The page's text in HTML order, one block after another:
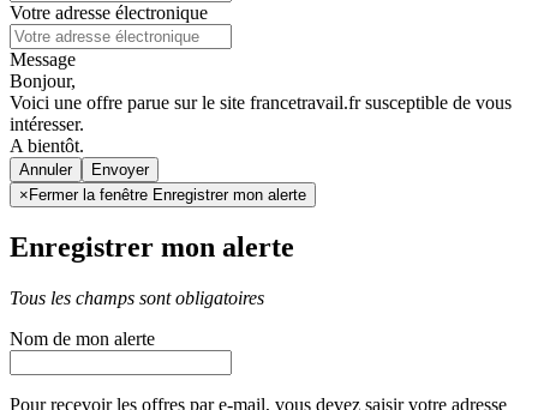
Votre adresse électronique
Message
Bonjour,
Voici une offre parue sur le site francetravail.fr susceptible de vous
intéresser.
A bientôt.
Annuler
× Fermer la fenêtre Enregistrer mon alerte
Enregistrer mon alerte
Tous les champs sont obligatoires
Nom de mon alerte
Pour recevoir les offres par e-mail, vous devez saisir votre adresse